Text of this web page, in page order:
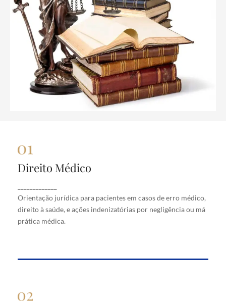
Direito Médico
Orientação jurídica para pacientes em casos de erro médico,
direito à saúde, e ações indenizatórias por negligência ou má
prática médica.
Direito Médico
erro médico, direito à saúde, e ações indenizatórias
por negligência ou má prática médica.